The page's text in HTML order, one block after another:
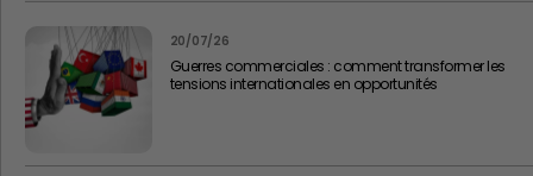
20/07/26
Guerres commerciales : comment transformer les
tensions internationales en opportunités